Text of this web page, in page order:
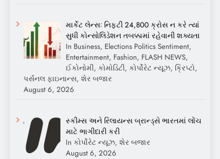
માર્કેટ લેન્સઃ નિફ્ટી 24,800 ક્રોસ ન કરે ત્યાં
સુધી કોન્સોલિડેશન તબક્કામાં રહેવાની શક્યતા
In Business, Elections Politics Sentiment,
Entertainment, Fashion, FLASH NEWS,
ઈકોનોમી, કોમોડિટી, કોર્પોરેટ ન્યૂઝ, ક્રિપ્ટો,
પર્સનલ ફાઇનાન્સ, શેર બજાર
August 6, 2026
સ્કીમ્સ અને રિલાયન્સ બ્રાન્ડ્સે ભારતમાં લોંચ
માટે ભાગીદારી કરી
In કોર્પોરેટ ન્યૂઝ, શેર બજાર
August 6, 2026